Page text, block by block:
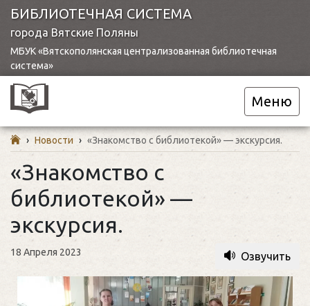
БИБЛИОТЕЧНАЯ СИСТЕМА
города Вятские Поляны
МБУК «Вятскополянская централизованная библиотечная
система»
Меню
› Новости › «Знакомство с библиотекой» — экскурсия.
«Знакомство с
библиотекой» —
экскурсия.
18 Апреля 2023 Озвучить